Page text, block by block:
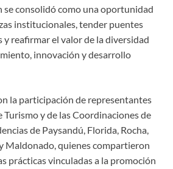
se consolidó como una oportunidad
institucionales, tender puentes
y reafirmar el valor de la diversidad
innovación y desarrollo
la participación de representantes
Turismo y de las Coordinaciones de
de Paysandú, Florida, Rocha,
Maldonado, quienes compartieron
prácticas vinculadas a la promoción